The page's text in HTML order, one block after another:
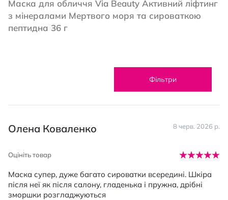
Маска для обличчя Via Beauty Активний ліфтинг
з мінералами Мертвого моря та сироваткою
пептидна 36 г
Фільтри
Олена Коваленко 8 черв. 2026 р.
Оцініть товар
Маска супер, дуже багато сироватки всередині. Шкіра
після неї як після салону, гладенька і пружна, дрібні
зморшки розгладжуються